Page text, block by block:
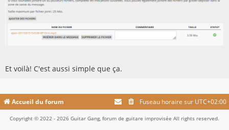
Et voilà! C'est aussi simple que ça.
Accueil du forum Fuseau horaire sur UTC+02:00
Copyright © 2022 - 2026 Guitar Gang, forum de guitare improvisée All rights reserved.